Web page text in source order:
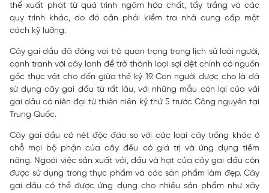
thể xuất phát từ quá trình ngâm hóa chất, tẩy trắng và các
quy trình khác, do đó cần phải kiểm tra nhà cung cấp một
cách kỹ lưỡng.
Cây gai dầu đã đóng vai trò quan trọng trong lịch sử loài người,
cạnh tranh với cây lanh để trở thành loại sợi dệt chính có nguồn
gốc thực vật cho đến giữa thế kỷ 19. Con người được cho là đã
sử dụng cây gai dầu từ rất lâu, với những mẫu còn lại của vải
gai dầu có niên đại từ thiên niên kỷ thứ 5 trước Công nguyên tại
Trung Quốc.
Cây gai dầu có nét độc đáo so với các loại cây trồng khác ở
chỗ mọi bộ phận của cây đều có giá trị và ứng dụng tiềm
năng. Ngoài việc sản xuất vải, dầu và hạt của cây gai dầu còn
được sử dụng trong thực phẩm và các sản phẩm làm đẹp. Cây
gai dầu có thể được ứng dụng cho nhiều sản phẩm như xây